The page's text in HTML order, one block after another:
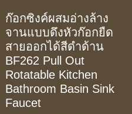
ก๊อกซิงค์ผสมอ่างล้าง
จานแบบดึงหัวก๊อกยืด
สายออกได้สีดำด้าน
BF262 Pull Out
Rotatable Kitchen
Bathroom Basin Sink
Faucet